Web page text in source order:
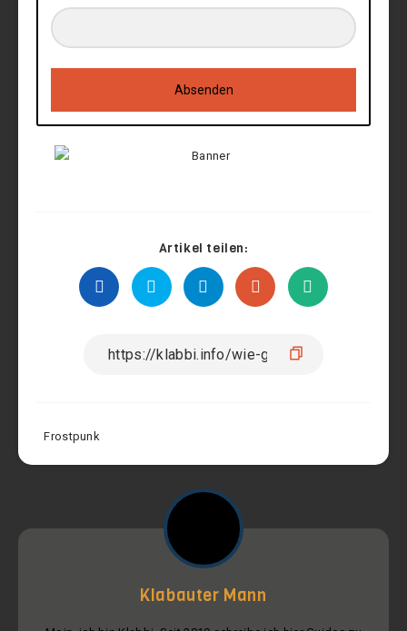
Absenden
Artikel teilen:
Frostpunk
Klabauter Mann